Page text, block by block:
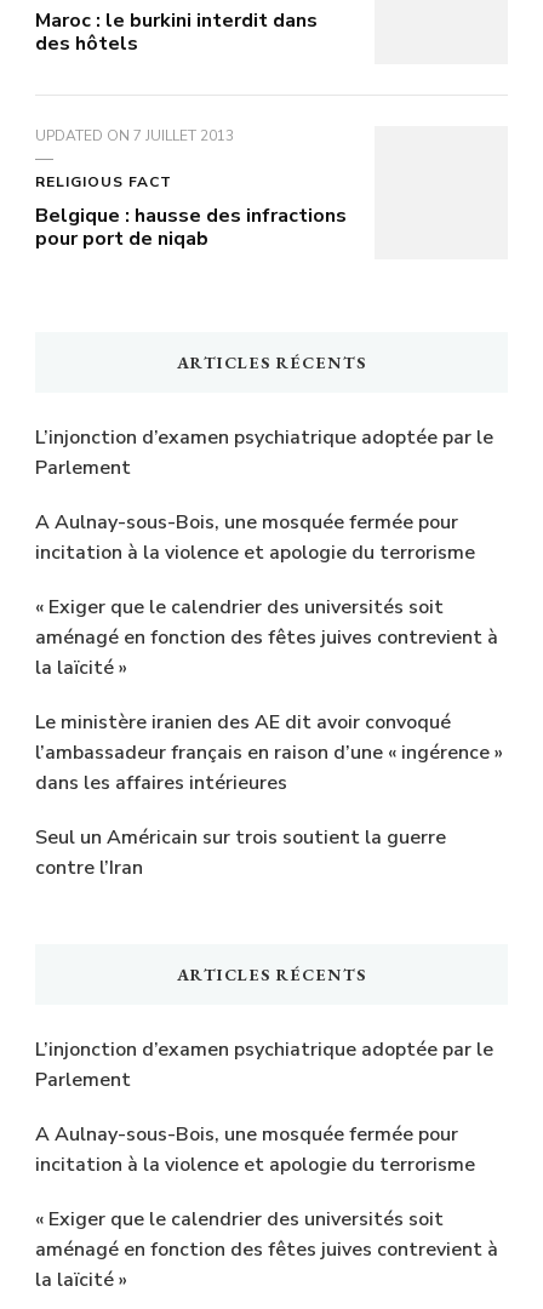
Maroc : le burkini interdit dans
des hôtels
UPDATED ON 7 JUILLET 2013
RELIGIOUS FACT
Belgique : hausse des infractions
pour port de niqab
ARTICLES RÉCENTS
L’injonction d’examen psychiatrique adoptée par le
Parlement
A Aulnay-sous-Bois, une mosquée fermée pour
incitation à la violence et apologie du terrorisme
« Exiger que le calendrier des universités soit
aménagé en fonction des fêtes juives contrevient à
la laïcité »
Le ministère iranien des AE dit avoir convoqué
l’ambassadeur français en raison d’une « ingérence »
dans les affaires intérieures
Seul un Américain sur trois soutient la guerre
contre l’Iran
ARTICLES RÉCENTS
L’injonction d’examen psychiatrique adoptée par le
Parlement
A Aulnay-sous-Bois, une mosquée fermée pour
incitation à la violence et apologie du terrorisme
« Exiger que le calendrier des universités soit
aménagé en fonction des fêtes juives contrevient à
la laïcité »